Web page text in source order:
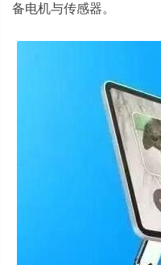
备电机与传感器。